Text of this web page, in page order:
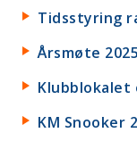
Tidsstyring
Årsmøte 2025
Klubblokalet
KM Snooker